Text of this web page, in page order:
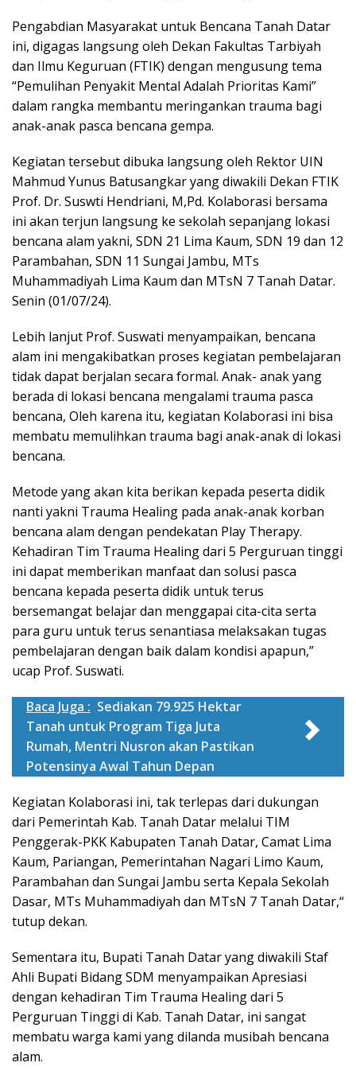
Pengabdian Masyarakat untuk Bencana Tanah Datar
ini, digagas langsung oleh Dekan Fakultas Tarbiyah
dan Ilmu Keguruan (FTIK) dengan mengusung tema
“Pemulihan Penyakit Mental Adalah Prioritas Kami”
dalam rangka membantu meringankan trauma bagi
anak-anak pasca bencana gempa.
Kegiatan tersebut dibuka langsung oleh Rektor UIN
Mahmud Yunus Batusangkar yang diwakili Dekan FTIK
Prof. Dr. Suswti Hendriani, M,Pd. Kolaborasi bersama
ini akan terjun langsung ke sekolah sepanjang lokasi
bencana alam yakni, SDN 21 Lima Kaum, SDN 19 dan 12
Parambahan, SDN 11 Sungai Jambu, MTs
Muhammadiyah Lima Kaum dan MTsN 7 Tanah Datar.
Senin (01/07/24).
Lebih lanjut Prof. Suswati menyampaikan, bencana
alam ini mengakibatkan proses kegiatan pembelajaran
tidak dapat berjalan secara formal. Anak- anak yang
berada di lokasi bencana mengalami trauma pasca
bencana, Oleh karena itu, kegiatan Kolaborasi ini bisa
membatu memulihkan trauma bagi anak-anak di lokasi
bencana.
Metode yang akan kita berikan kepada peserta didik
nanti yakni Trauma Healing pada anak-anak korban
bencana alam dengan pendekatan Play Therapy.
Kehadiran Tim Trauma Healing dari 5 Perguruan tinggi
ini dapat memberikan manfaat dan solusi pasca
bencana kepada peserta didik untuk terus
bersemangat belajar dan menggapai cita-cita serta
para guru untuk terus senantiasa melaksakan tugas
pembelajaran dengan baik dalam kondisi apapun,”
ucap Prof. Suswati.
Baca Juga : Sediakan 79.925 Hektar
Tanah untuk Program Tiga Juta
Rumah, Mentri Nusron akan Pastikan
Potensinya Awal Tahun Depan
Kegiatan Kolaborasi ini, tak terlepas dari dukungan
dari Pemerintah Kab. Tanah Datar melalui TIM
Penggerak-PKK Kabupaten Tanah Datar, Camat Lima
Kaum, Pariangan, Pemerintahan Nagari Limo Kaum,
Parambahan dan Sungai Jambu serta Kepala Sekolah
Dasar, MTs Muhammadiyah dan MTsN 7 Tanah Datar,“
tutup dekan.
Sementara itu, Bupati Tanah Datar yang diwakili Staf
Ahli Bupati Bidang SDM menyampaikan Apresiasi
dengan kehadiran Tim Trauma Healing dari 5
Perguruan Tinggi di Kab. Tanah Datar, ini sangat
membatu warga kami yang dilanda musibah bencana
alam.